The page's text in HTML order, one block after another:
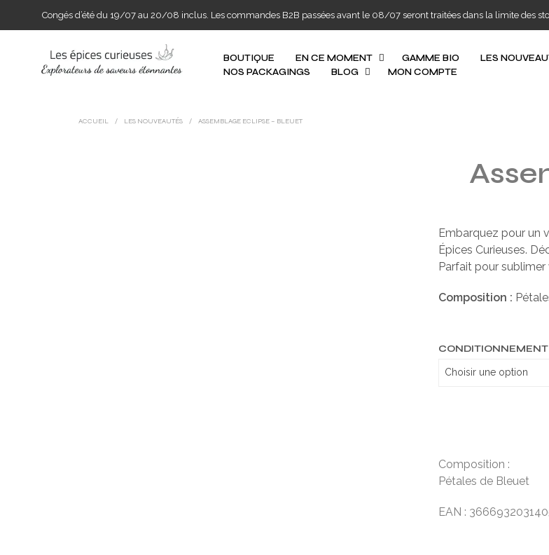
Congés d’été du 19/07 au 20/08 inclus. Les commandes B2B passées avant le 08/07 seront traitées dans la limite des
BOUTIQUE EN CE MOMENT GAMME BIO LES
NOS PACKAGINGS
BLOG MON COMPTE
ACCUEIL / LES NOUVEAUTÉS / ASSEMBLAGE ECLIPSE – BLEUET
Embarquez pour un
Épices Curieuses.
Parfait pour
Composition :
CONDITIONNEMENT
Composition :
Pétales de Bleuet
EAN :